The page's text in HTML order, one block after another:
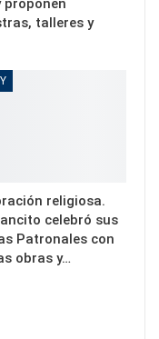
proponen
talleres y
religiosa.
celebró sus
Patronales con
obras y…